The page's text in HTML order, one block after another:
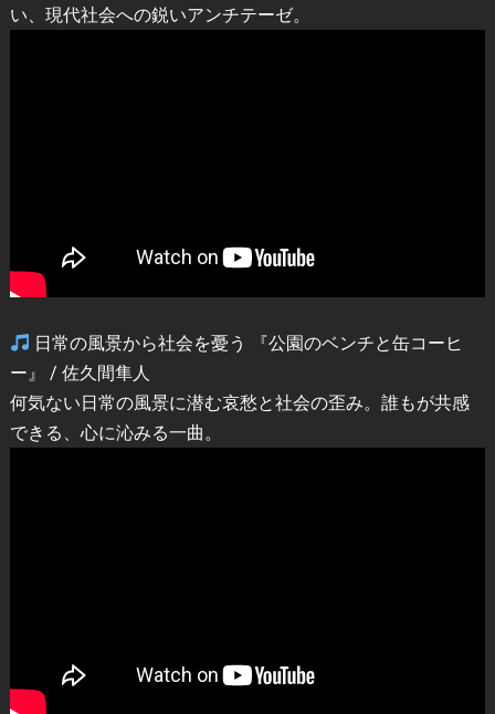
い、現代社会への鋭いアンチテーゼ。
日常の風景から社会を憂う 『公園のベンチと缶コーヒ
ー』 / 佐久間隼人
何気ない日常の風景に潜む哀愁と社会の歪み。誰もが共感
できる、心に沁みる一曲。